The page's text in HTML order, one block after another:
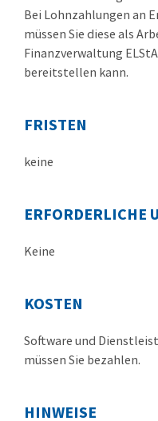
Bei Lohnzahlungen an
müssen Sie diese als
Finanzverwaltung
bereitstellen kann.
FRISTEN
keine
ERFORDERLICHE
Keine
KOSTEN
Software und
müssen Sie bezahlen.
HINWEISE